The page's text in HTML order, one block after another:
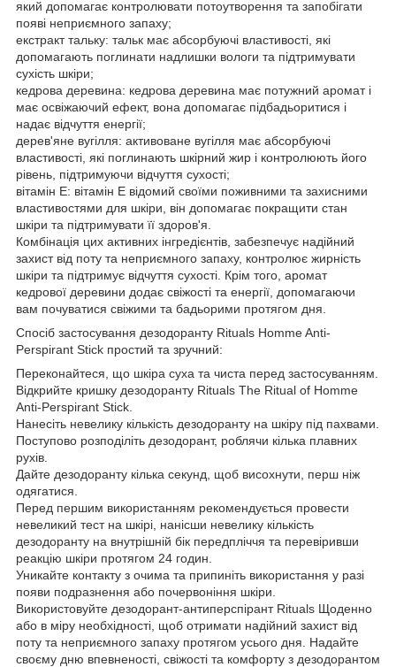
який допомагає контролювати потоутворення та запобігати
появі неприємного запаху;
екстракт тальку: тальк має абсорбуючі властивості, які
допомагають поглинати надлишки вологи та підтримувати
сухість шкіри;
кедрова деревина: кедрова деревина має потужний аромат і
має освіжаючий ефект, вона допомагає підбадьоритися і
надає відчуття енергії;
дерев'яне вугілля: активоване вугілля має абсорбуючі
властивості, які поглинають шкірний жир і контролюють його
рівень, підтримуючи відчуття сухості;
вітамін Е: вітамін Е відомий своїми поживними та захисними
властивостями для шкіри, він допомагає покращити стан
шкіри та підтримувати її здоров'я.
Комбінація цих активних інгредієнтів, забезпечує надійний
захист від поту та неприємного запаху, контролює жирність
шкіри та підтримує відчуття сухості. Крім того, аромат
кедрової деревини додає свіжості та енергії, допомагаючи
вам почуватися свіжими та бадьорими протягом дня.
Спосіб застосування дезодоранту Rituals Homme Anti-
Perspirant Stick простий та зручний:
Переконайтеся, що шкіра суха та чиста перед застосуванням.
Відкрийте кришку дезодоранту Rituals The Ritual of Homme
Anti-Perspirant Stick.
Нанесіть невелику кількість дезодоранту на шкіру під пахвами.
Поступово розподіліть дезодорант, роблячи кілька плавних
рухів.
Дайте дезодоранту кілька секунд, щоб висохнути, перш ніж
одягатися.
Перед першим використанням рекомендується провести
невеликий тест на шкірі, нанісши невелику кількість
дезодоранту на внутрішній бік передпліччя та перевіривши
реакцію шкіри протягом 24 годин.
Уникайте контакту з очима та припиніть використання у разі
появи подразнення або почервоніння шкіри.
Використовуйте дезодорант-антиперспірант Rituals Щоденно
або в міру необхідності, щоб отримати надійний захист від
поту та неприємного запаху протягом усього дня. Надайте
своєму дню впевненості, свіжості та комфорту з дезодорантом